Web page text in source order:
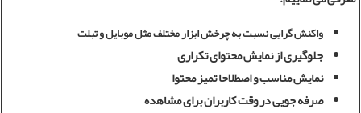
واکنش گرایی نسبت به چرخش ابزار مختلف مثل موبایل و تبلت
جلوگیری از نمایش محتوای تکراری
نمایش مناسب و اصطلاحا تمیز محتوا
صرفه جویی در وقت کاربران برای مشاهده